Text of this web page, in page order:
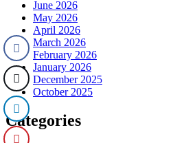
June 2026
May 2026
April 2026
March 2026
February 2026
January 2026
December 2025
October 2025
Categories